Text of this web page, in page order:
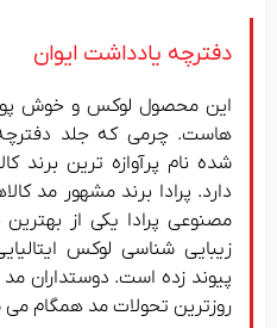
دفترچه یادداشت ایوان
این محصول لوکس و خوش
هاست. چرمی که جلد دفترچه
شده نام پرآوازه ترین برند
دارد. پرادا برند مشهور مد
مصنوعی پرادا یکی از
زیبایی شناسی لوکس
پیوند زده است. دوستداران مد
روزترین تحولات مد همگام می